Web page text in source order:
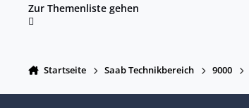
Zur Themenliste gehen
Startseite Saab Technikbereich 9000